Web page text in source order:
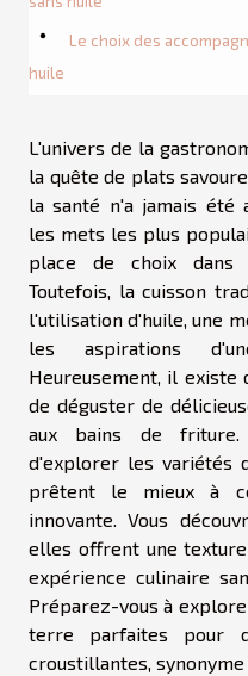
Le choix des
huile
L'univers de la
la quête de plats
la santé n'a jamais été
les mets les plus
place de choix dans
Toutefois, la cuisson
l'utilisation d'huile, une
les aspirations
Heureusement, il
de déguster de
aux bains de
d'explorer les variétés
prêtent le mieux à
innovante. Vous
elles offrent une
expérience culinaire
Préparez-vous à
terre parfaites pour
croustillantes,